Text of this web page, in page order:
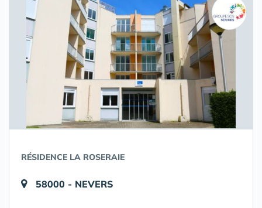
RÉSIDENCE LA ROSERAIE
58000 - NEVERS